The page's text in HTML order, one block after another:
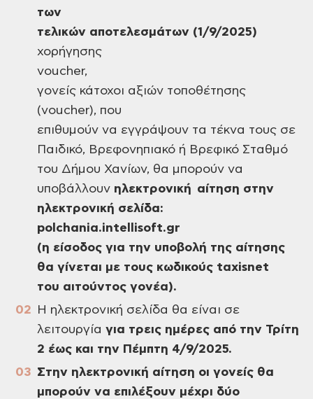
των
τελικών αποτελεσμάτων (1/9/2025)
χορήγησης
voucher,
γονείς κάτοχοι αξιών τοποθέτησης
(voucher), που
επιθυμούν να εγγράψουν τα τέκνα τους σε
Παιδικό, Βρεφονηπιακό ή Βρεφικό Σταθμό
του Δήμου Χανίων, θα μπορούν να
υποβάλλουν ηλεκτρονική αίτηση στην
ηλεκτρονική σελίδα:
polchania.intellisoft.gr
(η είσοδος για την υποβολή της αίτησης
θα γίνεται με τους κωδικούς taxisnet
του αιτούντος γονέα).
Η ηλεκτρονική σελίδα θα είναι σε
λειτουργία για τρεις ημέρες από την Τρίτη
2 έως και την Πέμπτη 4/9/2025.
Στην ηλεκτρονική αίτηση οι γονείς θα
μπορούν να επιλέξουν μέχρι δύο